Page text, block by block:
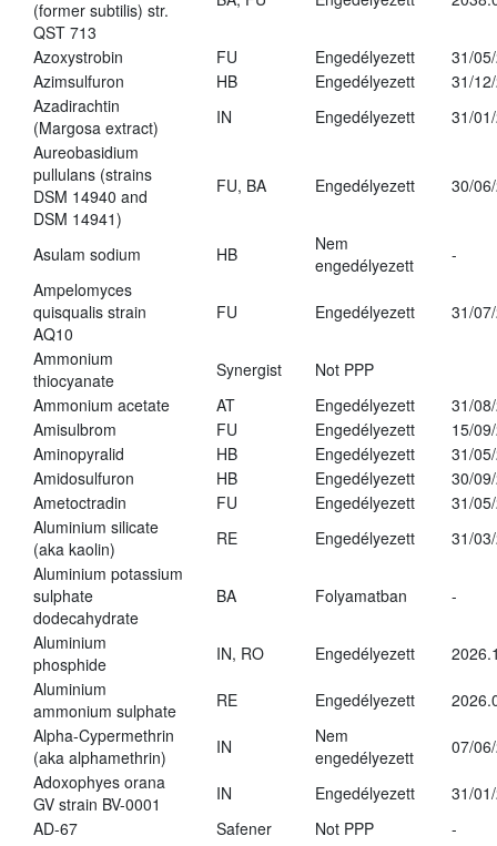
(former subtilis) str.
QST 713
Azoxystrobin FU Engedélyezett
31/
Azimsulfuron
HB Engedélyezett
31/
Azadirachtin
(Margosa extract)
IN Engedélyezett
31/
Aureobasidium
pullulans (strains
DSM 14940 and
DSM 14941)
FU, BA Engedélyezett 30/
Asulam sodium HB
Nem
engedélyezett
-
Ampelomyces
quisqualis strain
AQ10
FU Engedélyezett 31/
Ammonium
thiocyanate
Synergist
Not PPP
Ammonium acetate
AT Engedélyezett
31/
Amisulbrom
FU Engedélyezett
15/
Aminopyralid
HB Engedélyezett
31/
Amidosulfuron
HB Engedélyezett
30/
Ametoctradin
FU Engedélyezett
31/
Aluminium silicate
(aka kaolin)
RE Engedélyezett
31/
Aluminium potassium
sulphate
dodecahydrate
BA Folyamatban -
Aluminium
phosphide
IN, RO Engedélyezett
Aluminium
ammonium sulphate
RE Engedélyezett
Alpha-Cypermethrin
(aka alphamethrin)
IN
Nem
engedélyezett
07/
Adoxophyes orana
GV strain BV-0001
IN Engedélyezett
31/
AD-67
Safener Not PPP
-